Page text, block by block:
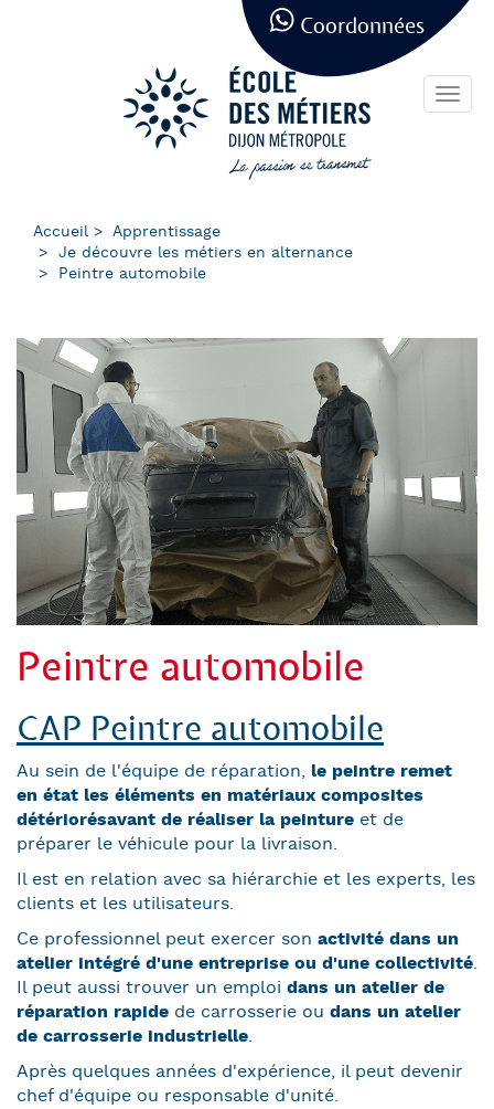
Panneau de gestion des cookies
Coordonnées
Accueil
Apprentissage
Je découvre les métiers en alternance
Peintre automobile
Peintre automobile
CAP Peintre automobile
Au sein de l'équipe de réparation, le peintre remet
en état les éléments en matériaux composites
détériorésavant de réaliser la peinture et de
préparer le véhicule pour la livraison.
Il est en relation avec sa hiérarchie et les experts, les
clients et les utilisateurs.
Ce professionnel peut exercer son activité dans un
atelier intégré d'une entreprise ou d'une collectivité.
Il peut aussi trouver un emploi dans un atelier de
réparation rapide de carrosserie ou dans un atelier
de carrosserie industrielle.
Après quelques années d'expérience, il peut devenir
chef d'équipe ou responsable d'unité.